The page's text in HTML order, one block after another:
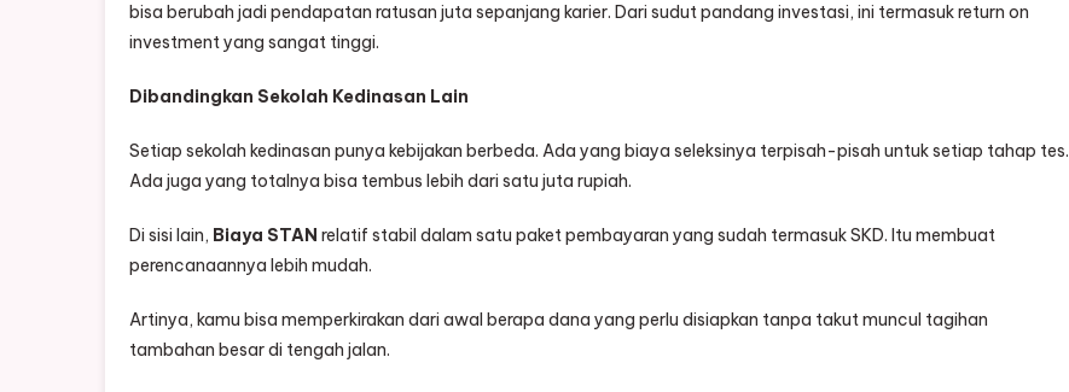
bisa berubah jadi pendapatan ratusan juta sepanjang karier. Dari sudut pandang investasi, ini termasuk return on
investment yang sangat tinggi.
Dibandingkan Sekolah Kedinasan Lain
Setiap sekolah kedinasan punya kebijakan berbeda. Ada yang biaya seleksinya terpisah-pisah untuk setiap tahap tes.
Ada juga yang totalnya bisa tembus lebih dari satu juta rupiah.
Di sisi lain, Biaya STAN relatif stabil dalam satu paket pembayaran yang sudah termasuk SKD. Itu membuat
perencanaannya lebih mudah.
Artinya, kamu bisa memperkirakan dari awal berapa dana yang perlu disiapkan tanpa takut muncul tagihan
tambahan besar di tengah jalan.